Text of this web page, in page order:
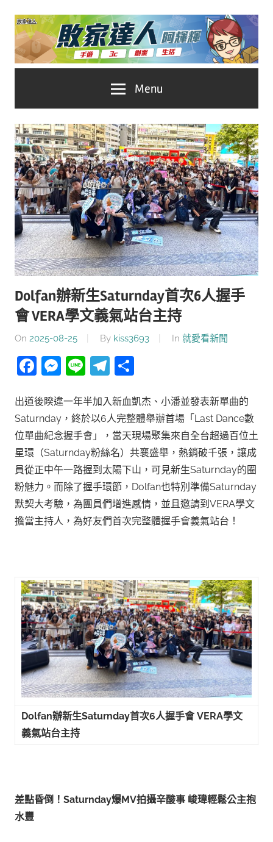
Skip
content
家
達
人
推
薦
No.1
遊
戲
科
技
自
媒
體。
Menu
Dolfan辦新生Saturnday首次6人握手
會 VERA學文義氣站台主持
On 2025-08-25 By kiss3693 In 就愛看新聞
Facebook
Messenger
LineTelegram
出道後睽違一年半加入新血凱杰、小潘並發表新單曲的
Saturnday，終於以6人完整體舉辦首場「Last Dance數
位單曲紀念握手會」，當天現場聚集來自全台超過百位土
星環（Saturnday粉絲名）共襄盛舉，熱銷破千張，讓成
員從正中午一路握到太陽下山，可見新生Saturnday的圈
粉魅力。而除了握手環節，Dolfan也特別準備Saturnday
默契大考驗，為團員們增進感情，並且邀請到VERA學文
擔當主持人，為好友們首次完整體握手會義氣站台！
Dolfan辦新生Saturnday首次6人握手會VERA學文
義氣站台主持
差點昏倒！ Saturnday爆MV拍攝辛酸事 峻瑋輕鬆公主抱
水豐